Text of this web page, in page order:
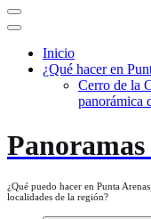
Inicio
¿Qué hacer en
Cerro de la
panorámica
¿Qué puedo hacer en Punta
localidades de la región?